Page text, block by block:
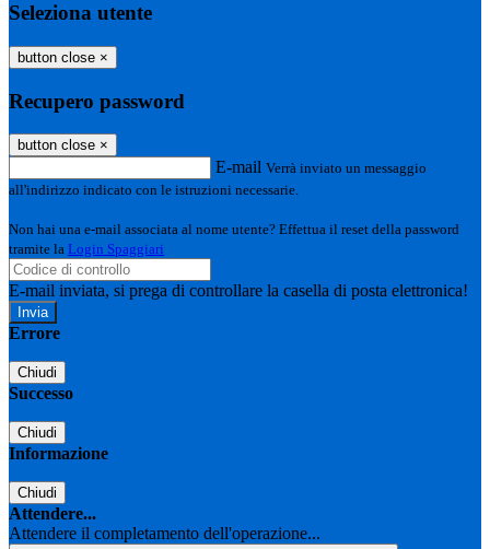
Seleziona utente
button close ×
Recupero password
button close ×
E-mail Verrà inviato un messaggio
all'indirizzo indicato con le istruzioni necessarie.
Non hai una e-mail associata al nome utente? Effettua il reset della password
tramite la Login Spaggiari
E-mail inviata, si prega di controllare la casella di posta elettronica!
Errore
Chiudi
Successo
Chiudi
Informazione
Chiudi
Attendere...
Attendere il completamento dell'operazione...